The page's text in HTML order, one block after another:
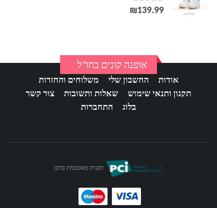
0
out of 5
₪139.99
אופנה קונים בחו"ל
אודות החשבון שלי
משלוחים והחזרות
תקנון ותנאי שימוש
שאלות ותשובות
צור קשר
בלוג
התחברות
הקנייה מאובטחת בתקן